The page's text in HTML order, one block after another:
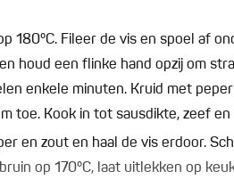
180°C. Fileer de vis en spoel af
houd een flinke hand opzij om
enkele minuten. Kruid met
toe. Kook in tot sausdikte, zeef
en zout en haal de vis erdoor.
op 170°C, laat uitlekken op